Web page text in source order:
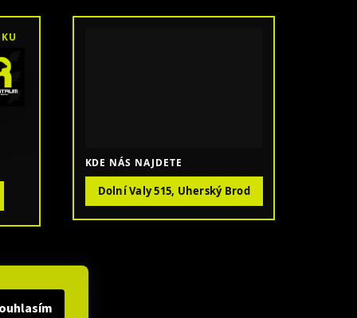
KDE NÁS NAJDETE
Dolní Valy 515, Uherský Brod